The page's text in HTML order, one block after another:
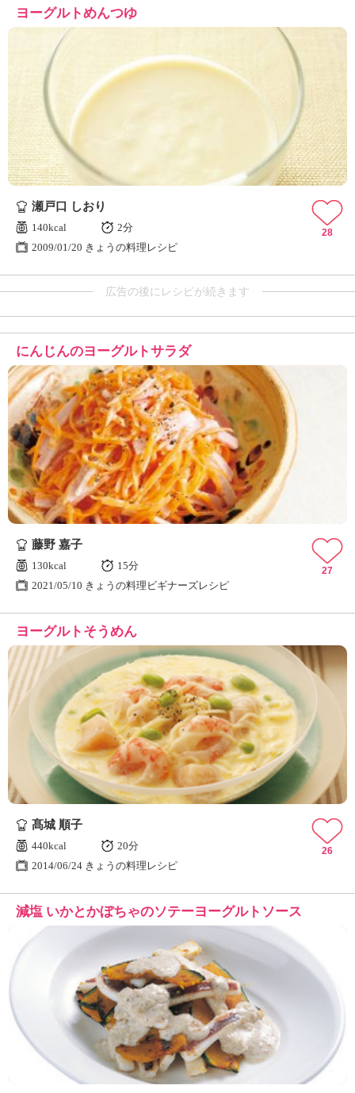
ヨーグルトめんつゆ
瀬戸口 しおり
140kcal
2分
2009/01/20 きょうの料理レシピ
28
広告の後にレシピが続きます
にんじんのヨーグルトサラダ
藤野 嘉子
130kcal
15分
2021/05/10 きょうの料理ビギナーズレシピ
27
ヨーグルトそうめん
髙城 順子
440kcal
20分
2014/06/24 きょうの料理レシピ
26
減塩 いかとかぼちゃのソテーヨーグルトソース